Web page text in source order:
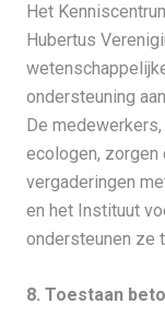
Het
Hubertus
ondersteuning
De
ecologen, zorgen
vergaderingen
en het Instituut
ondersteunen ze
8. Toestaan